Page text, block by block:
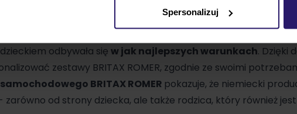
Spersonalizuj
odbywała się w jak najlepszych warunkach. Dzięki
zestawy BRITAX ROMER, zgodnie ze swoimi
BRITAX ROMER pokazuje, że niemiecki
zarówno od strony dziecka, ale także rodzica, który również